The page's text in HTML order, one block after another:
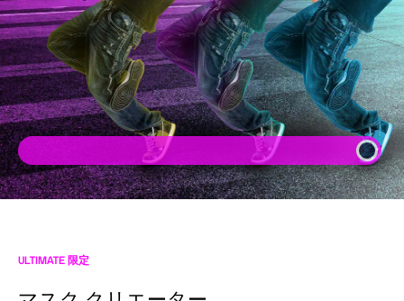
ULTIMATE 限定